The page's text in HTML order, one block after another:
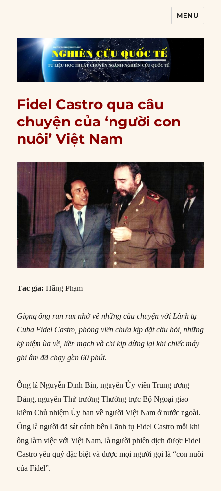
MENU
Fidel Castro qua câu
chuyện của ‘người con
nuôi’ Việt Nam
Tác giả:Hằng Phạm
Giọng ông run run nhớ về những câu chuyện với Lãnh tụ
Cuba Fidel Castro, phóng viên chưa kịp đặt câu hỏi, những
kỷ niệm ùa về, liền mạch và chỉ kịp dừng lại khi chiếc máy
ghi âm đã chạy gần 60 phút.
Ông là Nguyễn Đình Bin, nguyên Ủy viên Trung ương
Đảng, nguyên Thứ trưởng Thường trực Bộ Ngoại giao
kiêm Chủ nhiệm Ủy ban về người Việt Nam ở nước ngoài.
Ông là người đã sát cánh bên Lãnh tụ Fidel Castro mỗi khi
ông làm việc với Việt Nam, là người phiên dịch được Fidel
Castro yêu quý đặc biệt và được mọi người gọi là “con nuôi
của Fidel”.